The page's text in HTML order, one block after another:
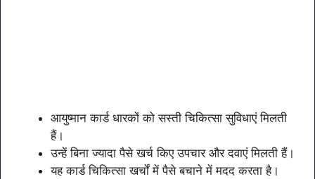
आयुष्मान कार्ड धारकों को सस्ती चिकित्सा सुविधाएं मिलती
हैं।
उन्हें बिना ज्यादा पैसे खर्च किए उपचार और दवाएं मिलती हैं।
यह कार्ड चिकित्सा खर्चों में पैसे बचाने में मदद करता है।